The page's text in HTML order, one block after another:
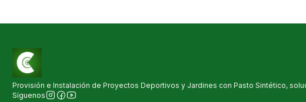
Provisión e Instalación de Proyectos Deportivos y Jardines con Pasto Sintético,
Síguenos